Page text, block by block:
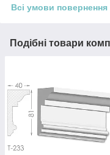
Всі умови повернення
Подібні товари